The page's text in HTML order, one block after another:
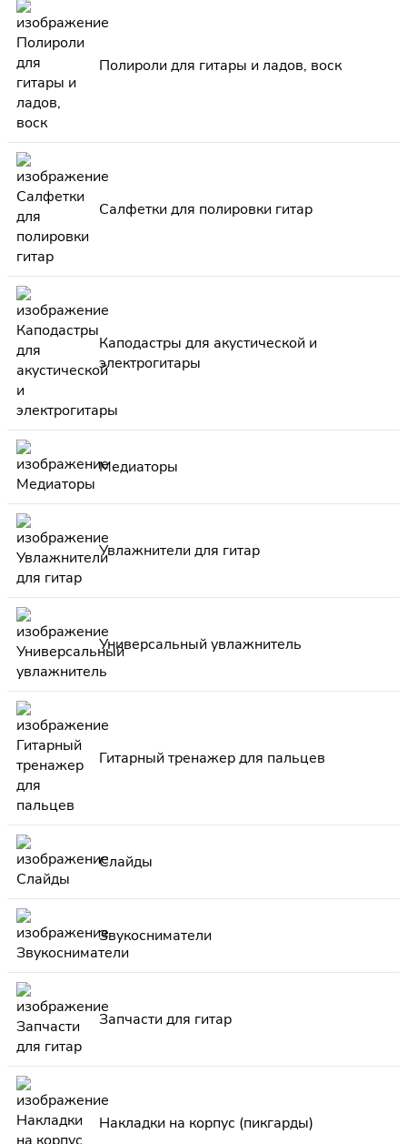
Полироли для гитары и ладов, воск
Салфетки для полировки гитар
Каподастры для акустической и
электрогитары
Медиаторы
Увлажнители для гитар
Универсальный увлажнитель
Гитарный тренажер для пальцев
Слайды
Звукосниматели
Запчасти для гитар
Накладки на корпус (пикгарды)